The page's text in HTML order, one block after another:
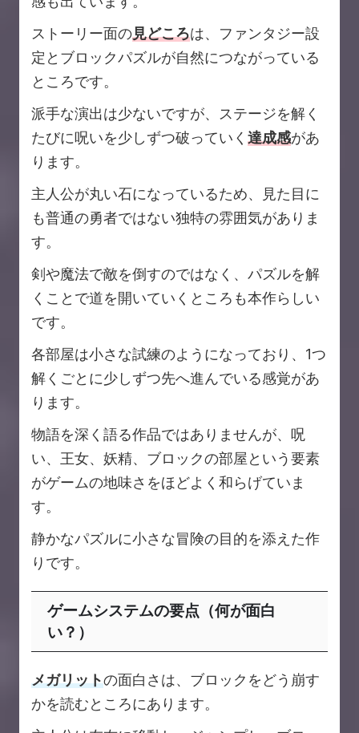
ストーリー面の見どころは、ファンタジー設
定とブロックパズルが自然につながっている
ところです。
派手な演出は少ないですが、ステージを解く
たびに呪いを少しずつ破っていく 達成感があ
ります。
主人公が丸い石になっているため、見た目に
も普通の勇者ではない独特の雰囲気がありま
す。
剣や魔法で敵を倒すのではなく、パズルを解
くことで道を開いていくところも本作らしい
です。
各部屋は小さな試練のようになっており、1つ
解くごとに少しずつ先へ進んでいる感覚があ
ります。
物語を深く語る作品ではありませんが、呪
い、王女、妖精、ブロックの部屋という要素
がゲームの地味さをほどよく和らげていま
す。
静かなパズルに小さな冒険の目的を添えた作
りです。
ゲームシステムの要点（何が面白
い？）
メガリットの面白さは、ブロックをどう崩す
かを読むところにあります。